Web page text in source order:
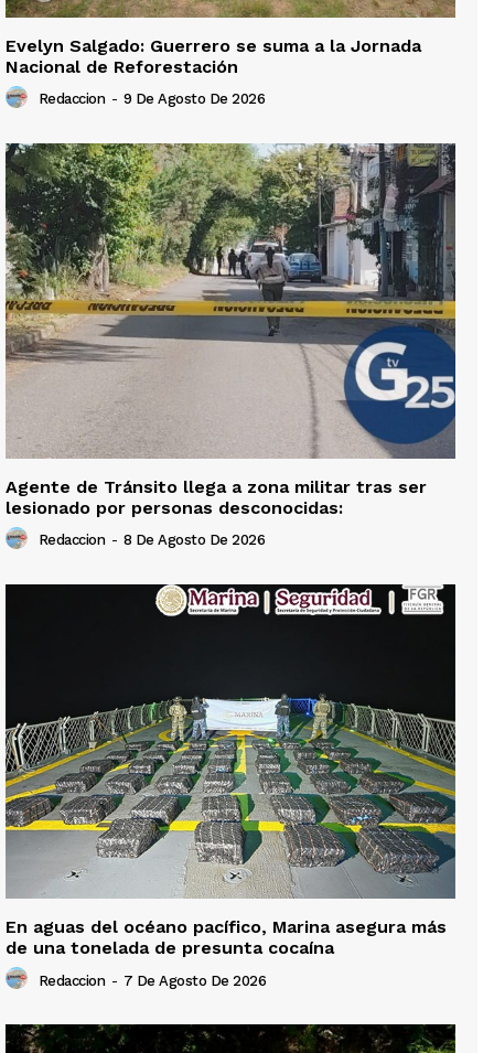
Evelyn Salgado: Guerrero se suma a la Jornada
Nacional de Reforestación
Redaccion - 9 De Agosto De 2026
Agente de Tránsito llega a zona militar tras ser
lesionado por personas desconocidas:
Redaccion - 8 De Agosto De 2026
En aguas del océano pacífico, Marina asegura más
de una tonelada de presunta cocaína
Redaccion - 7 De Agosto De 2026